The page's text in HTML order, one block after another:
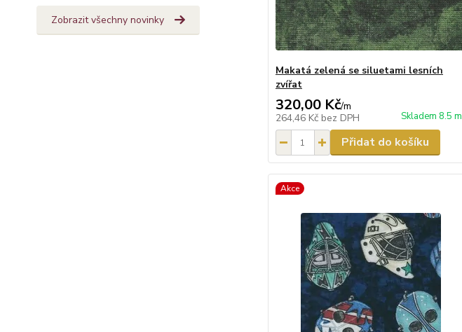
Zobrazit všechny novinky
Makatá zelená se siluetami lesních
zvířat
320,00 Kč/m
264,46 Kč bez DPH Skladem 8.5 m
Přidat do košíku
Akce